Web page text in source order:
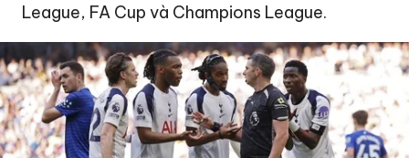
League, FA Cup và Champions League.